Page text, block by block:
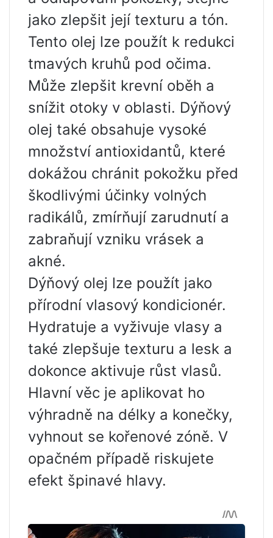
jako zlepšit její texturu a tón.
Tento olej lze použít k redukci
tmavých kruhů pod očima.
Může zlepšit krevní oběh a
snížit otoky v oblasti. Dýňový
olej také obsahuje vysoké
množství antioxidantů, které
dokážou chránit pokožku před
škodlivými účinky volných
radikálů, zmírňují zarudnutí a
zabraňují vzniku vrásek a
akné.
Dýňový olej lze použít jako
přírodní vlasový kondicionér.
Hydratuje a vyživuje vlasy a
také zlepšuje texturu a lesk a
dokonce aktivuje růst vlasů.
Hlavní věc je aplikovat ho
výhradně na délky a konečky,
vyhnout se kořenové zóně. V
opačném případě riskujete
efekt špinavé hlavy.